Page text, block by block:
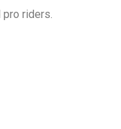
pro riders.